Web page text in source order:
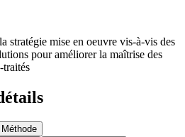
stratégie mise en oeuvre vis-à-vis des
pour améliorer la maîtrise des
traités
Méthode